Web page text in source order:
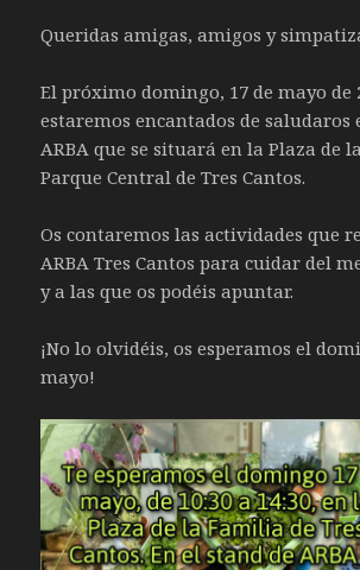
Queridas amigas, amigos y
El próximo domingo, 17 de mayo de
estaremos encantados de saludaros
ARBA que se situará en la Plaza de
Parque Central de Tres Cantos.
Os contaremos las actividades que
ARBA Tres Cantos para cuidar del
y a las que os podéis apuntar.
¡No lo olvidéis, os esperamos el
mayo!